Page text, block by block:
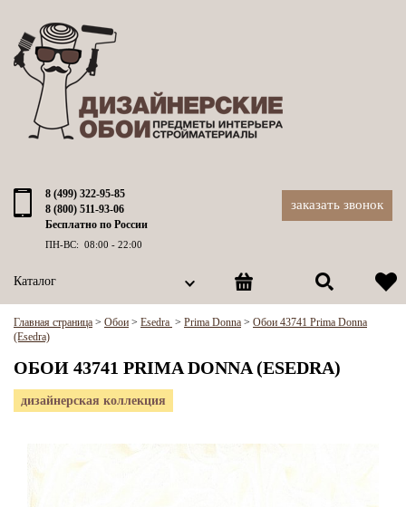
8 (499) 322-95-85
8 (800) 511-93-06
Бесплатно по России
ПН-ВС: 08:00 - 22:00
заказать звонок
Каталог
Главная страница > Обои > Esedra > Prima Donna > Обои 43741 Prima Donna
(Esedra)
ОБОИ 43741 PRIMA DONNA (ESEDRA)
дизайнерская коллекция